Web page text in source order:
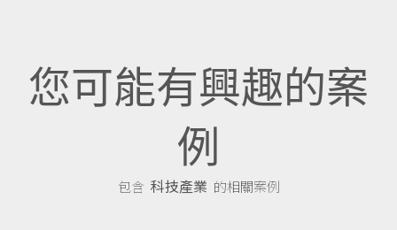
您可能有興趣的案
例
包含 科技產業 的相關案例